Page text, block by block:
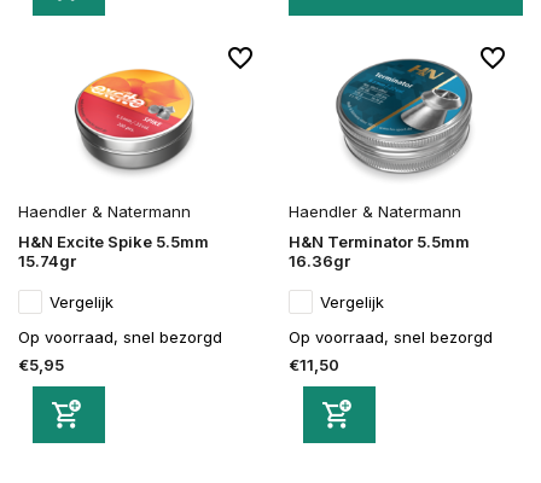
Haendler & Natermann
H&N Excite Spike 5.5mm
15.74gr
Vergelijk
Op voorraad, snel bezorgd
€5,95
Haendler & Natermann
H&N Terminator 5.5mm
16.36gr
Vergelijk
Op voorraad, snel bezorgd
€11,50